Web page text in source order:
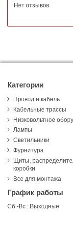
Нет отзывов
Категории
Провод и кабель
Кабельные трассы
Низковольтное
Лампы
Светильники
Фурнитура
Щиты,
коробки
Все для монтажа
График работы
Сб.-Вс.: Выходные